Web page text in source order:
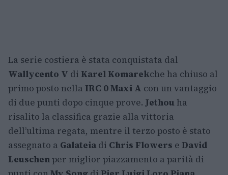
La serie costiera è stata conquistata dal
Wallycento V di Karel Komarekche ha chiuso al
primo posto nella IRC 0 Maxi A con un vantaggio
di due punti dopo cinque prove.Jethou ha
risalito la classifica grazie alla vittoria
dell’ultima regata, mentre il terzo posto è stato
assegnato a Galateia di Chris Flowers e David
Leuschenper miglior piazzamento a parità di